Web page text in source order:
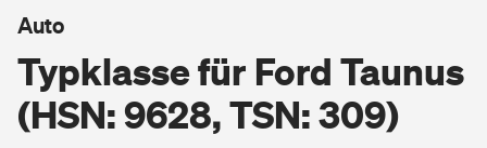
Berufsunfähigkeitsversicherung
Erwerbsunfähigkeitsversicherung
Wohnen
Typklasse für Ford Taunus
(HSN: 9628, TSN: 309)
Auto